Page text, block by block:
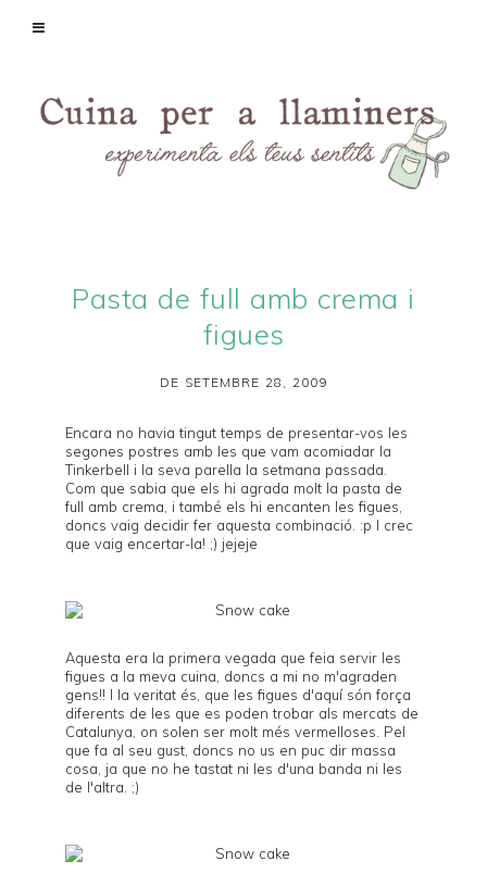
Pasta de full amb crema i
figues
DE SETEMBRE 28, 2009
Encara no havia tingut temps de presentar-vos les
segones postres amb les que vam acomiadar la
Tinkerbell i la seva parella la setmana passada
Com que sabia que els hi agrada molt la pasta de
full amb crema, i també els hi encanten les figues,
doncs vaig decidir fer aquesta combinació. :p I crec
que vaig encertar-la! ;) jejeje
Aquesta era la primera vegada que feia servir les
figues a la meva cuina, doncs a mi no m'agraden
gens!! I la veritat és, que les figues d'aquí són força
diferents de les que es poden trobar als mercats de
Catalunya, on solen ser molt més vermelloses. Pel
que fa al seu gust, doncs no us en puc dir massa
cosa, ja que no he tastat ni les d'una banda ni les
de l'altra. ;)